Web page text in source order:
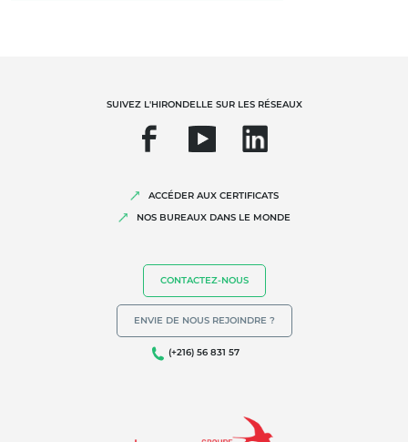
SUIVEZ L'HIRONDELLE SUR LES RÉSEAUX
ACCÉDER AUX CERTIFICATS
NOS BUREAUX DANS LE MONDE
CONTACTEZ-NOUS
ENVIE DE NOUS REJOINDRE ?
(+216) 56 831 57